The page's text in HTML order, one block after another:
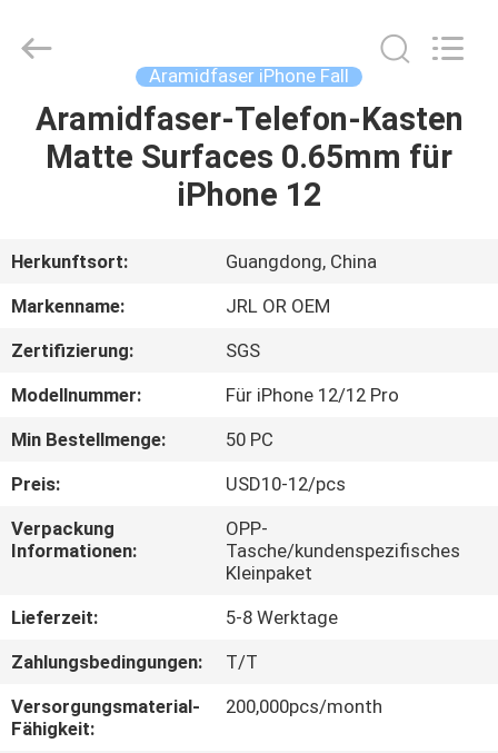
HEIM
VIDEOS
SHOW
ÜBER
UNS
QUALITÄTSKONTROLLE
KONTAKTIERE
UNS
NACHRICHTEN
Reserved.
Aramidfaser iPhone Fall
Aramidfaser-Telefon-Kasten
Matte Surfaces 0.65mm für
iPhone 12
Herkunftsort:
Guangdong, China
Markenname:
JRL OR OEM
Zertifizierung:
SGS
Modellnummer:
Für iPhone 12/12 Pro
Min Bestellmenge:
50 PC
Preis:
USD10-12/pcs
Verpackung
Informationen:
OPP-
Tasche/kundenspezifisches
Kleinpaket
Lieferzeit:
5-8 Werktage
Zahlungsbedingungen:
T/T
Versorgungsmaterial-
Fähigkeit:
200,000pcs/month